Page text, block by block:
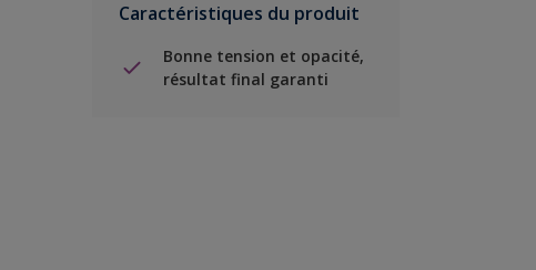
Caractéristiques du produit
Bonne tension et opacité,
résultat final garanti